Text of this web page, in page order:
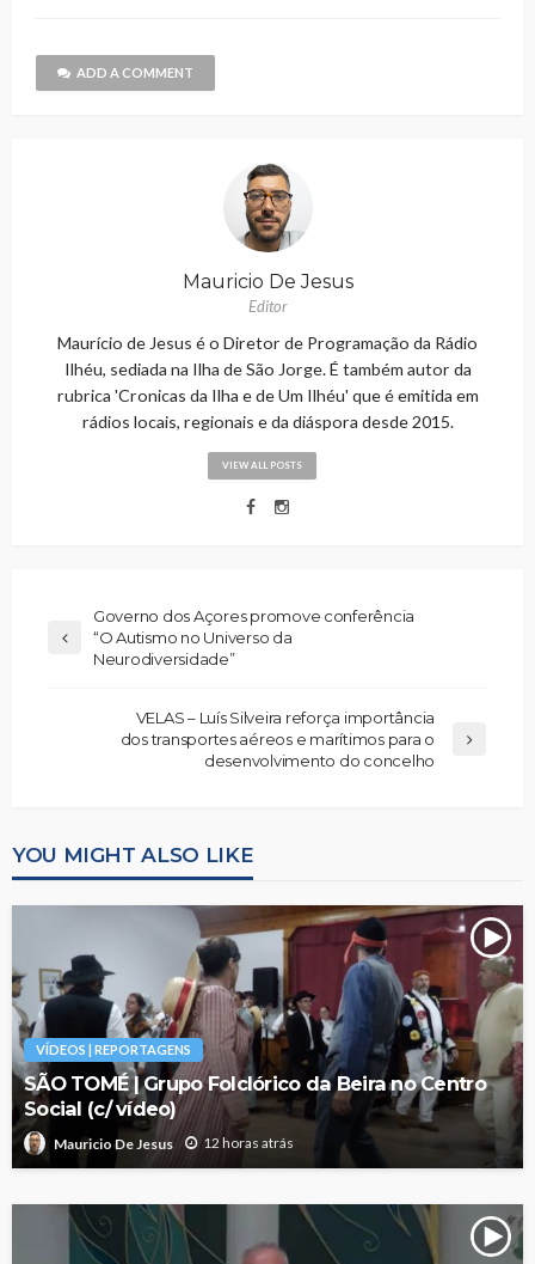
ADD A COMMENT
Mauricio De Jesus
Editor
Maurício de Jesus é o Diretor de Programação da Rádio
Ilhéu, sediada na Ilha de São Jorge. É também autor da
rubrica 'Cronicas da Ilha e de Um Ilhéu' que é emitida em
rádios locais, regionais e da diáspora desde 2015.
VIEW ALL POSTS
Governo dos Açores promove conferência
“O Autismo no Universo da
Neurodiversidade”
VELAS – Luís Silveira reforça importância
dos transportes aéreos e marítimos para o
desenvolvimento do concelho
YOU MIGHT ALSO LIKE
VÍDEOS | REPORTAGENS
SÃO TOMÉ | Grupo Folclórico da Beira no Centro
Social (c/ vídeo)
Mauricio De Jesus 12 horas atrás